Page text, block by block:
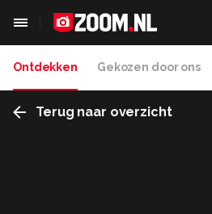
Ontdekken Gekozen door ons
Terug naar overzicht